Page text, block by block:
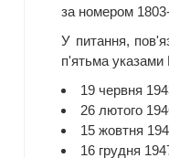
за номером
У питання,
п'ятьма
19 червня
26 лютого
15 жовтня
16 грудня